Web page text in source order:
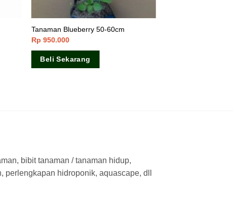
Tanaman Blueberry 50-60cm
Rp 950.000
Beli Sekarang
bibit tanaman / tanaman hidup,
hidroponik, aquascape, dll